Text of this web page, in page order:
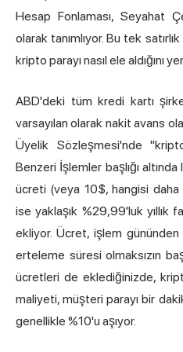
Hesap Fonlaması, Seyahat
olarak tanımlıyor. Bu tek
kripto parayı nasıl ele aldığını
ABD'deki tüm kredi kartı
varsayılan olarak nakit avans
Üyelik Sözleşmesi'nde
Benzeri İşlemler başlığı
ücreti (veya 10$, hangisi
ise yaklaşık %29,99'luk yıllık
ekliyor. Ücret, işlem
erteleme süresi olmaksızın
ücretleri de eklediğinizde,
maliyeti, müşteri parayı bir
genellikle %10'u aşıyor.